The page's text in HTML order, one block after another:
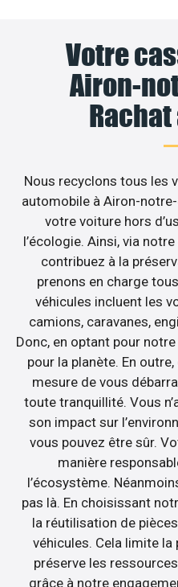
Votre
Airon-
Nous recyclons tous les
automobile à Airon-
votre voiture hors
l’écologie. Ainsi, via
contribuez à la
prenons en charge
véhicules incluent les
camions, caravanes,
Donc, en optant pour
pour la planète. En
mesure de vous
toute tranquillité. Vous
son impact sur
vous pouvez être sûr.
manière
l’écosystème.
pas là. En choisissant
la réutilisation de
véhicules. Cela limite
préserve les
grâce à notre